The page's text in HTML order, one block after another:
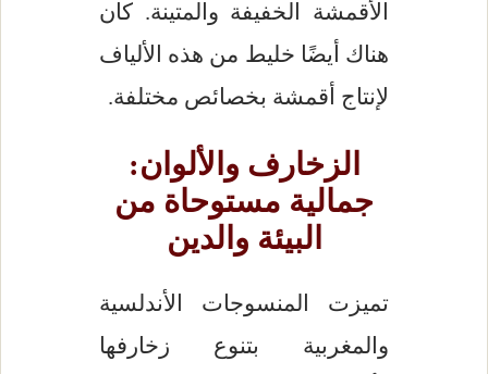
الأقمشة الخفيفة والمتينة. كان
هناك أيضًا خليط من هذه الألياف
لإنتاج أقمشة بخصائص مختلفة.
الزخارف والألوان:
جمالية مستوحاة من
البيئة والدين
تميزت المنسوجات الأندلسية
والمغربية بتنوع زخارفها